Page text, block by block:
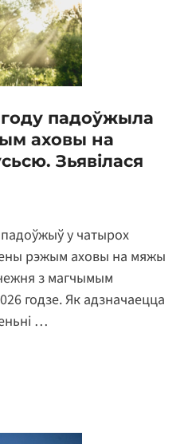
году падоўжыла
аховы на
Зьявілася
падоўжыў у чатырох
рэжым аховы на мяжы
з магчымым
годзе. Як адзначаецца
…